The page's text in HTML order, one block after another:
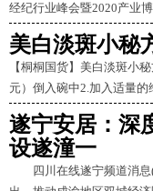
经纪行业峰会暨2020产业
美白淡斑小秘
【桐桐国货】美白淡斑小
元）倒入碗中2.加入适量的
遂宁安居：深
设遂潼一
四川在线遂宁频道消息(